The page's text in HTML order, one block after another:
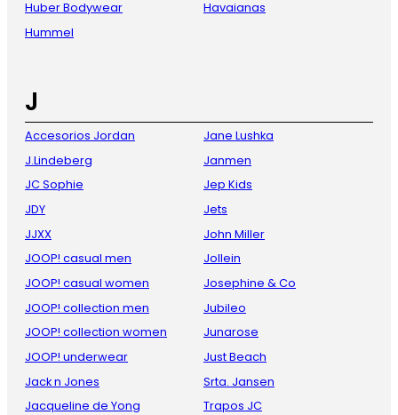
Huber Bodywear
Hummel
Havaianas
J
Accesorios Jordan
J.Lindeberg
JC Sophie
JDY
JJXX
JOOP! casual men
JOOP! casual women
JOOP! collection men
JOOP! collection women
JOOP! underwear
Jack n Jones
Jacqueline de Yong
Jane Lushka
Janmen
Jep Kids
Jets
John Miller
Jollein
Josephine & Co
Jubileo
Junarose
Just Beach
Srta. Jansen
Trapos JC